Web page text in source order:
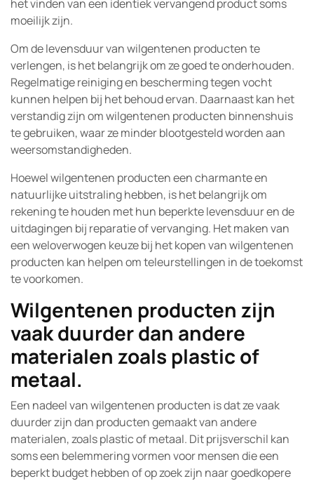
het vinden van een identiek vervangend product soms
moeilijk zijn.
Om de levensduur van wilgentenen producten te
verlengen, is het belangrijk om ze goed te onderhouden.
Regelmatige reiniging en bescherming tegen vocht
kunnen helpen bij het behoud ervan. Daarnaast kan het
verstandig zijn om wilgentenen producten binnenshuis
te gebruiken, waar ze minder blootgesteld worden aan
weersomstandigheden.
Hoewel wilgentenen producten een charmante en
natuurlijke uitstraling hebben, is het belangrijk om
rekening te houden met hun beperkte levensduur en de
uitdagingen bij reparatie of vervanging. Het maken van
een weloverwogen keuze bij het kopen van wilgentenen
producten kan helpen om teleurstellingen in de toekomst
te voorkomen.
Wilgentenen producten zijn
vaak duurder dan andere
materialen zoals plastic of
metaal.
Een nadeel van wilgentenen producten is dat ze vaak
duurder zijn dan producten gemaakt van andere
materialen, zoals plastic of metaal. Dit prijsverschil kan
soms een belemmering vormen voor mensen die een
beperkt budget hebben of op zoek zijn naar goedkopere